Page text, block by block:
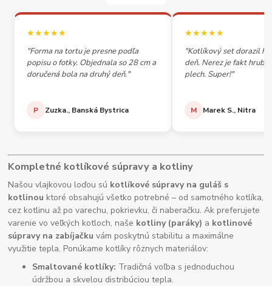
★★★★★
"Forma na tortu je presne podľa
popisu o fotky. Objednala so 28 cm a
doručená bola na druhý deň."
P Zuzka., Banská Bystrica
★★★★★
"Kotlíkový set dorazil
deň. Nerez je fakt
plech. Super!"
M Marek S., Nitra
Kompletné kotlíkové súpravy a kotliny
Našou vlajkovou loďou sú kotlíkové súpravy na guláš s
kotlinou ktoré obsahujú všetko potrebné – od samotného kotlíka,
cez kotlinu až po varechu, pokrievku, či naberačku. Ak preferujete
varenie vo veľkých kotloch, naše kotliny (paráky) a kotlinové
súpravy na zabíjačku vám poskytnú stabilitu a maximálne
využitie tepla. Ponúkame kotlíky rôznych materiálov:
Smaltované kotlíky: Tradičná voľba s jednoduchou
údržbou a skvelou distribúciou tepla.